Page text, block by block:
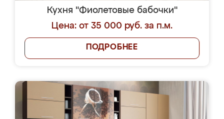
Кухня "Фиолетовые бабочки"
Цена: от 35 000 руб. за п.м.
ПОДРОБНЕЕ